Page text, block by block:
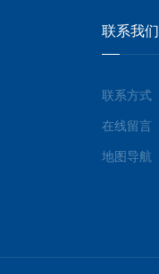
联系我们
联系方式
在线留言
地图导航